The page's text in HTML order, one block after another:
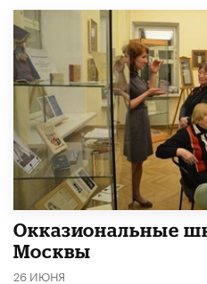
​Окказиональные
Москвы
26 ИЮНЯ